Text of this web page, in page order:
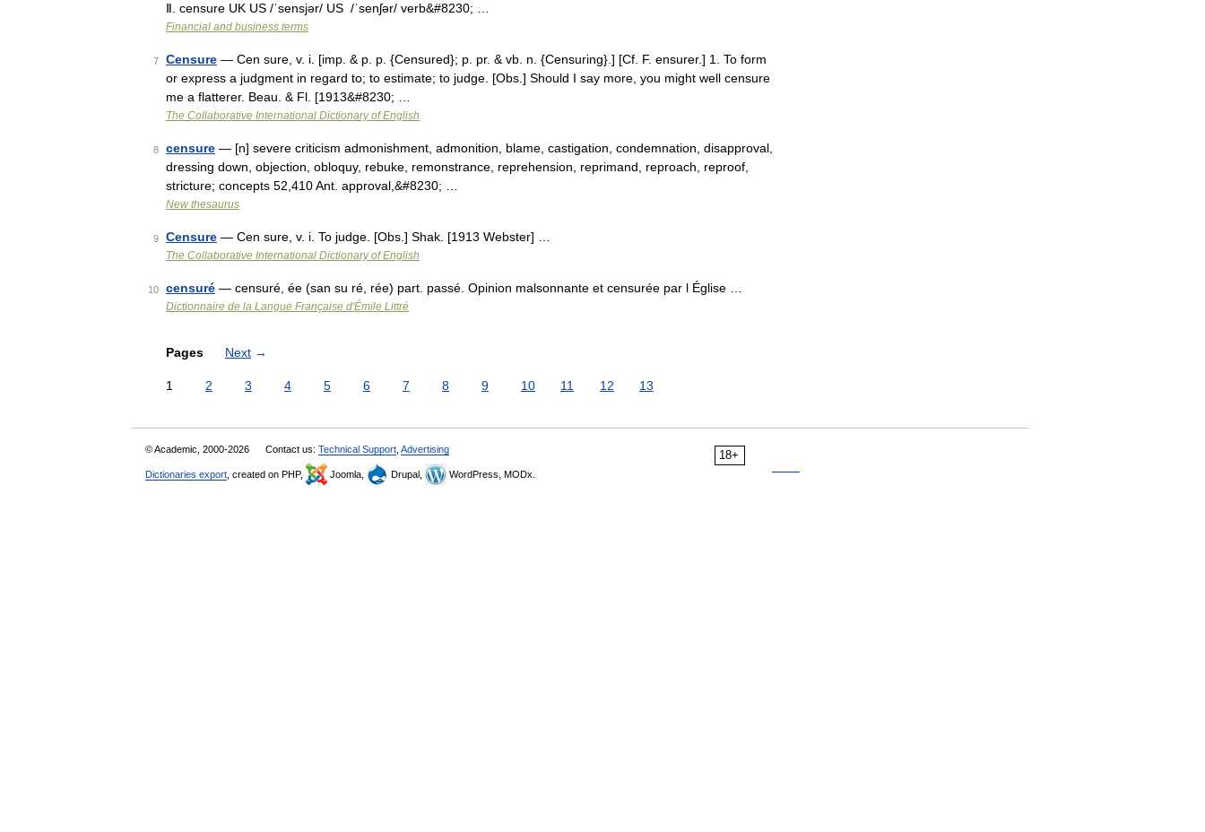
Ⅱ. censure UK US /ˈsensjər/ US /ˈsenʃər/ verb&#8230; …
Financial and business terms
7 Censure — Cen sure, v. i. [imp. & p. p. {Censured}; p. pr. & vb. n. {Censuring}.] [Cf. F. ensurer.] 1. To form
or express a judgment in regard to; to estimate; to judge. [Obs.] Should I say more, you might well censure
me a flatterer. Beau. & Fl. [1913&#8230; …
The Collaborative International Dictionary of English
8 censure — [n] severe criticism admonishment, admonition, blame, castigation, condemnation, disapproval,
dressing down, objection, obloquy, rebuke, remonstrance, reprehension, reprimand, reproach, reproof,
stricture; concepts 52,410 Ant. approval,&#8230; …
New thesaurus
9 Censure — Cen sure, v. i. To judge. [Obs.] Shak. [1913 Webster] …
The Collaborative International Dictionary of English
10 censuré — censuré, ée (san su ré, rée) part. passé. Opinion malsonnante et censurée par l Église …
Dictionnaire de la Langue Française d'Émile Littré
Pages Next →
1 2 3 4 5 6 7 8 9 10 11 12 13
18+
© Academic, 2000-2026 Contact us: Technical Support Advertising
Dictionaries export , created on PHP, Joomla, Drupal, WordPress, MODx.